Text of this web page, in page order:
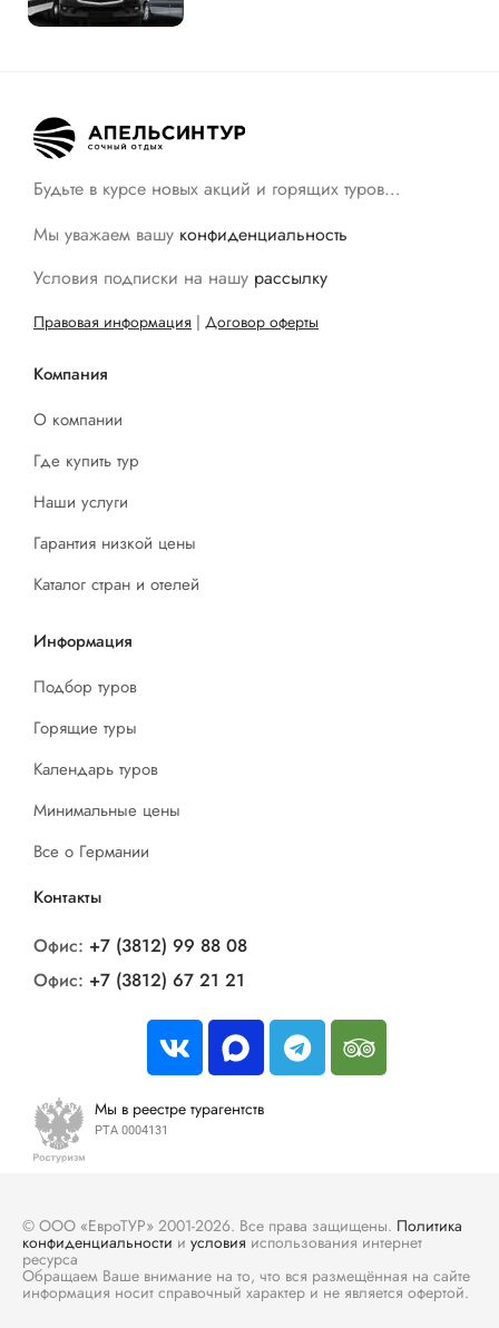
Будьте в курсе новых акций и горящих туров…
Мы уважаем вашу конфиденциальность
Условия подписки на нашу рассылку
Правовая информация | Договор оферты
Компания
О компании
Где купить тур
Наши услуги
Гарантия низкой цены
Каталог стран и отелей
Информация
Подбор туров
Горящие туры
Календарь туров
Минимальные цены
Все о Германии
Контакты
Офис: +7 (3812) 99 88 08
Офис: +7 (3812) 67 21 21
Мы в реестре турагентств
РТА 0004131
© ООО «ЕвроТУР» 2001-2026. Все права защищены. Политика
конфиденциальности и условия использования интернет
ресурса
Обращаем Ваше внимание на то, что вся размещённая на сайте
информация носит справочный характер и не является офертой.